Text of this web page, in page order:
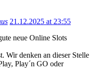
21.12.2025 at 23:55
neue Online Slots
Wir denken an dieser Stelle
Play´n GO oder